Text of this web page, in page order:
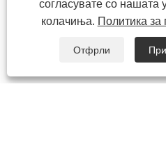
согласувате со нашата
колачиња. Политика за
Отфрли